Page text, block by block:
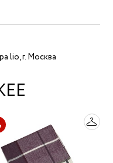
lio, г. Москва